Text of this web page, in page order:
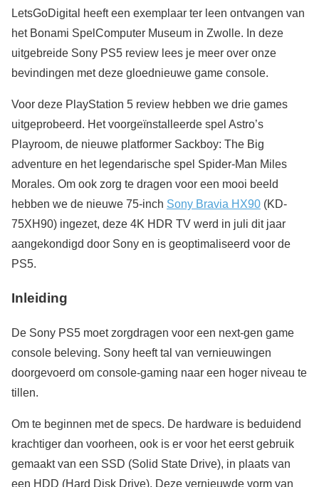
LetsGoDigital heeft een exemplaar ter leen ontvangen van
het Bonami SpelComputer Museum in Zwolle. In deze
uitgebreide Sony PS5 review lees je meer over onze
bevindingen met deze gloednieuwe game console.
Voor deze PlayStation 5 review hebben we drie games
uitgeprobeerd. Het voorgeïnstalleerde spel Astro’s
Playroom, de nieuwe platformer Sackboy: The Big
adventure en het legendarische spel Spider-Man Miles
Morales. Om ook zorg te dragen voor een mooi beeld
hebben we de nieuwe 75-inch Sony Bravia HX90 (KD-
75XH90) ingezet, deze 4K HDR TV werd in juli dit jaar
aangekondigd door Sony en is geoptimaliseerd voor de
PS5.
Inleiding
De Sony PS5 moet zorgdragen voor een next-gen game
console beleving. Sony heeft tal van vernieuwingen
doorgevoerd om console-gaming naar een hoger niveau te
tillen.
Om te beginnen met de specs. De hardware is beduidend
krachtiger dan voorheen, ook is er voor het eerst gebruik
gemaakt van een SSD (Solid State Drive), in plaats van
een HDD (Hard Disk Drive). Deze vernieuwde vorm van